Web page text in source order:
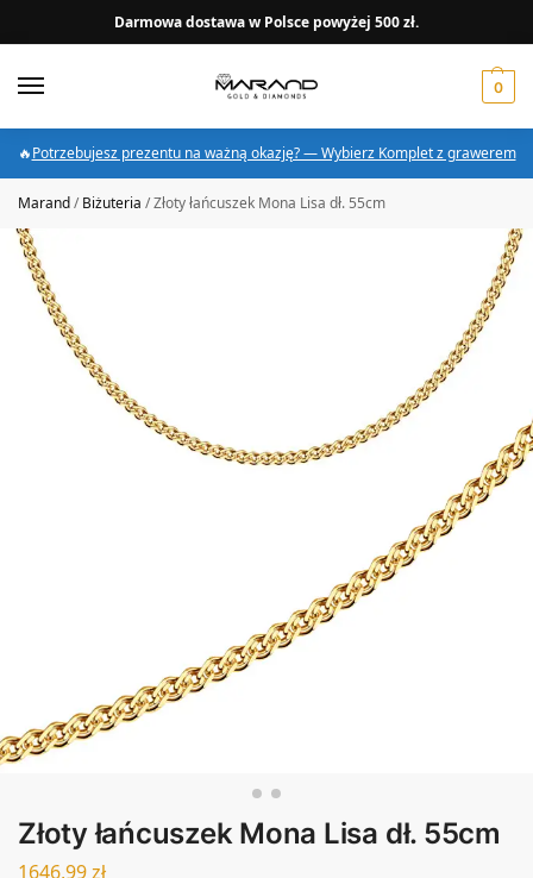
Darmowa dostawa w Polsce powyżej 500 zł.
0
🔥Potrzebujesz prezentu na ważną okazję? — Wybierz Komplet z grawerem
Marand/Biżuteria /Złoty łańcuszek Mona Lisa dł. 55cm
Złoty łańcuszek Mona Lisa dł. 55cm
1646,99zł